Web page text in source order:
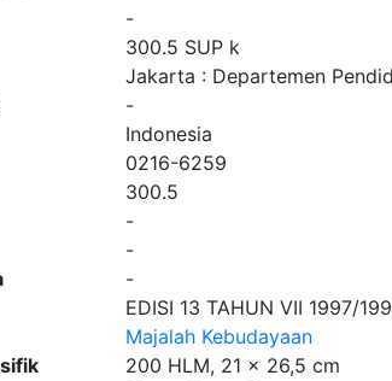
-
300.5 SUP k
Jakarta : Departemen
-
Indonesia
0216-6259
300.5
-
-
-
EDISI 13 TAHUN VII 1997/
Majalah Kebudayaan
200 HLM, 21 x 26,5 cm